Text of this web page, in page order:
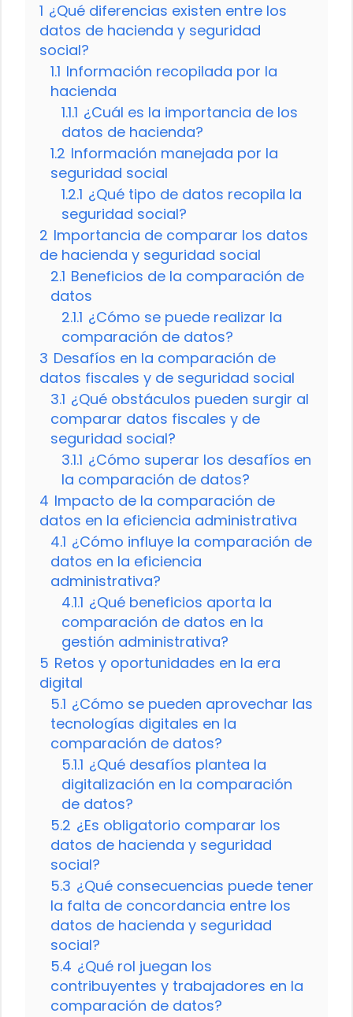
1 ¿Qué diferencias existen entre los
datos de hacienda y seguridad
social?
1.1 Información recopilada por la
hacienda
1.1.1 ¿Cuál es la importancia de los
datos de hacienda?
1.2 Información manejada por la
seguridad social
1.2.1 ¿Qué tipo de datos recopila la
seguridad social?
2 Importancia de comparar los datos
de hacienda y seguridad social
2.1 Beneficios de la comparación de
datos
2.1.1 ¿Cómo se puede realizar la
comparación de datos?
3 Desafíos en la comparación de
datos fiscales y de seguridad social
3.1 ¿Qué obstáculos pueden surgir al
comparar datos fiscales y de
seguridad social?
3.1.1 ¿Cómo superar los desafíos en
la comparación de datos?
4 Impacto de la comparación de
datos en la eficiencia administrativa
4.1 ¿Cómo influye la comparación de
datos en la eficiencia
administrativa?
4.1.1 ¿Qué beneficios aporta la
comparación de datos en la
gestión administrativa?
5 Retos y oportunidades en la era
digital
5.1 ¿Cómo se pueden aprovechar las
tecnologías digitales en la
comparación de datos?
5.1.1 ¿Qué desafíos plantea la
digitalización en la comparación
de datos?
5.2 ¿Es obligatorio comparar los
datos de hacienda y seguridad
social?
5.3 ¿Qué consecuencias puede tener
la falta de concordancia entre los
datos de hacienda y seguridad
social?
5.4 ¿Qué rol juegan los
contribuyentes y trabajadores en la
comparación de datos?